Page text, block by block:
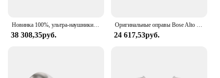
Новинка 100%, ультра-наушники Bose с технологией OpenAudio, беспроводные наушники-вкладыши с открытым ухом до 48 часов работы от батареи, черные
38 308,35руб.
Оригинальные оправы Bose Alto Dr. Smart Bluetooth, спортивные наушники, стильные солнцезащитные очки «кошачий глаз», умные аудио очки
24 617,53руб.